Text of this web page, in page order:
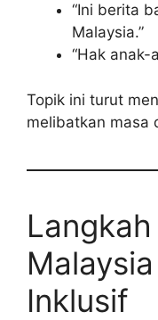
“Ini berita
Malaysia.”
“Hak anak-
Topik ini turut
melibatkan masa
Inklusif